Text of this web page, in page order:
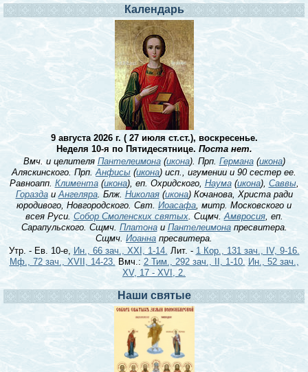
Календарь
9 августа 2026 г. ( 27 июля ст.ст.), воскресенье.
Неделя 10-я по Пятидесятнице. Поста нет.
Вмч. и целителя Пантелеимона(икона). Прп. Германа(икона)
Аляскинского. Прп.Анфисы (икона) исп., игумении и 90 сестер ее.
Равноапп. Климента(икона), еп. Охридского, Наума(икона), Саввы,
ГораздаиАнгеляра. Блж. Николая(икона) Кочанова, Христа ради
юродивого, Новгородского. Свт. Иоасафа, митр. Московского и
всея Руси. Собор Смоленских святых. Сщмч.Амвросия, еп.
Сарапульского. Сщмч. Платонаи Пантелеимонапресвитера.
Сщмч. Иоанна пресвитера.
Утр. - Ев. 10-е, Ин., 66 зач., XXI, 1-14. Лит. - 1 Кор., 131 зач., IV, 9-16.
Мф., 72 зач., XVII, 14-23. Вмч.: 2 Тим., 292 зач., II, 1-10. Ин., 52 зач.,
XV, 17 - XVI, 2.
Наши святые